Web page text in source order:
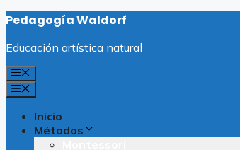
Saltar
contenido
Pedagogía Waldorf
Educación artística natural
Menú
Menú
Inicio
Métodos